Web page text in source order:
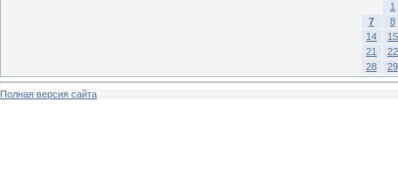
1
7
8
14
15
21
22
28
29
Полная версия сайта